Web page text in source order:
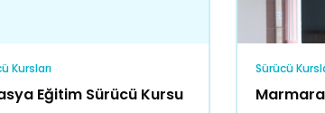
Kursları
Eğitim Sürücü Kursu
Sürücü